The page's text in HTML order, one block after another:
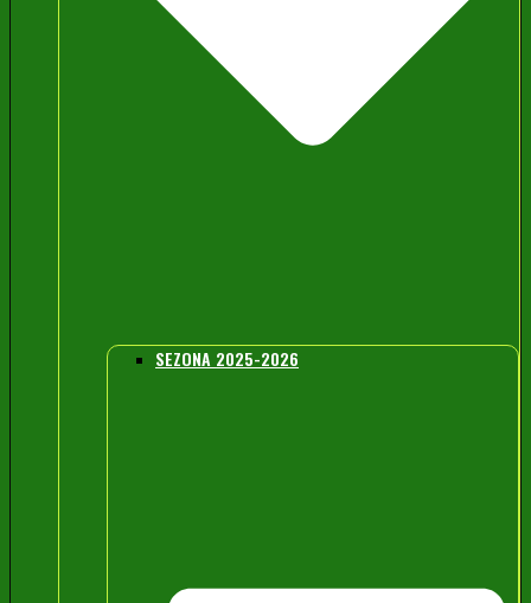
SEZONA 2025-2026